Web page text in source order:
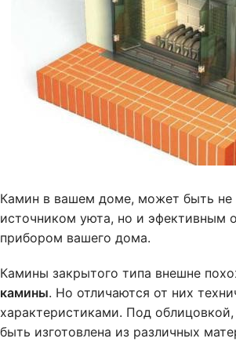
Камин в вашем доме, может быть не
источником уюта, но и эфективным
прибором вашего дома.
Камины закрытого типа внешне
камины. Но отличаются от них
характеристиками. Под
быть изготовлена из различных